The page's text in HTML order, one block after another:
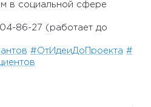
в социальной сфере
86-27 (работает до
#ОтИдеиДоПроекта #